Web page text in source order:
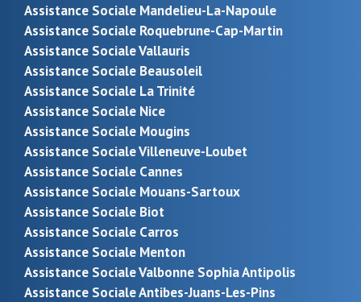
Assistance Sociale Mandelieu-La-Napoule
Assistance Sociale Roquebrune-Cap-Martin
Assistance Sociale Vallauris
Assistance Sociale Beausoleil
Assistance Sociale La Trinité
Assistance Sociale Nice
Assistance Sociale Mougins
Assistance Sociale Villeneuve-Loubet
Assistance Sociale Cannes
Assistance Sociale Mouans-Sartoux
Assistance Sociale Biot
Assistance Sociale Carros
Assistance Sociale Menton
Assistance Sociale Valbonne Sophia Antipolis
Assistance Sociale Antibes-Juans-Les-Pins